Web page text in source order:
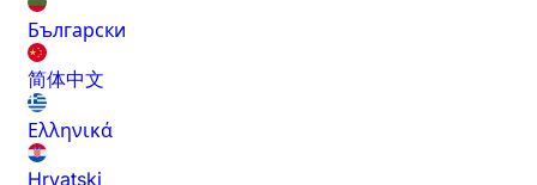
Български
简体中文
Ελληνικά
Hrvatski